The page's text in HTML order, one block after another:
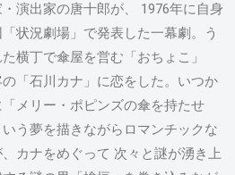
演出家の唐十郎が、 1976年に自身
状況劇場」で発表した一幕劇。う
横丁で傘屋を営む「おちょこ」
の「石川カナ」に恋をした。いつか
メリー・ポピンズの傘を持たせ
いう夢を描きながらロマンチックな
カナをめぐって 次々と謎が湧き上